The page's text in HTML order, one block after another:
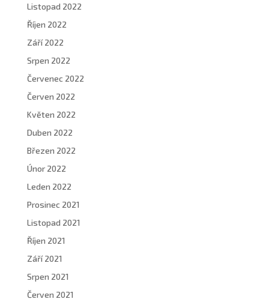
Listopad 2022
Říjen 2022
Září 2022
Srpen 2022
Červenec 2022
Červen 2022
Květen 2022
Duben 2022
Březen 2022
Únor 2022
Leden 2022
Prosinec 2021
Listopad 2021
Říjen 2021
Září 2021
Srpen 2021
Červen 2021